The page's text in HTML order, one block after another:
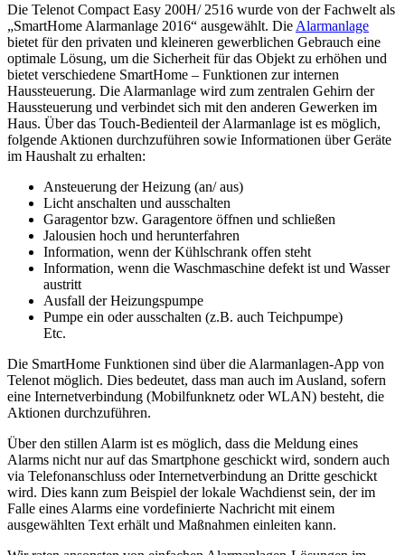
Die Telenot Compact Easy 200H/ 2516 wurde von der Fachwelt als
„SmartHome Alarmanlage 2016“ ausgewählt. Die Alarmanlage
bietet für den privaten und kleineren gewerblichen Gebrauch eine
optimale Lösung, um die Sicherheit für das Objekt zu erhöhen und
bietet verschiedene SmartHome – Funktionen zur internen
Haussteuerung. Die Alarmanlage wird zum zentralen Gehirn der
Haussteuerung und verbindet sich mit den anderen Gewerken im
Haus. Über das Touch-Bedienteil der Alarmanlage ist es möglich,
folgende Aktionen durchzuführen sowie Informationen über Geräte
im Haushalt zu erhalten:
Ansteuerung der Heizung (an/ aus)
Licht anschalten und ausschalten
Garagentor bzw. Garagentore öffnen und schließen
Jalousien hoch und herunterfahren
Information, wenn der Kühlschrank offen steht
Information, wenn die Waschmaschine defekt ist und Wasser
austritt
Ausfall der Heizungspumpe
Pumpe ein oder ausschalten (z.B. auch Teichpumpe)
Etc.
Die SmartHome Funktionen sind über die Alarmanlagen-App von
Telenot möglich. Dies bedeutet, dass man auch im Ausland, sofern
eine Internetverbindung (Mobilfunknetz oder WLAN) besteht, die
Aktionen durchzuführen.
Über den stillen Alarm ist es möglich, dass die Meldung eines
Alarms nicht nur auf das Smartphone geschickt wird, sondern auch
via Telefonanschluss oder Internetverbindung an Dritte geschickt
wird. Dies kann zum Beispiel der lokale Wachdienst sein, der im
Falle eines Alarms eine vordefinierte Nachricht mit einem
ausgewählten Text erhält und Maßnahmen einleiten kann.